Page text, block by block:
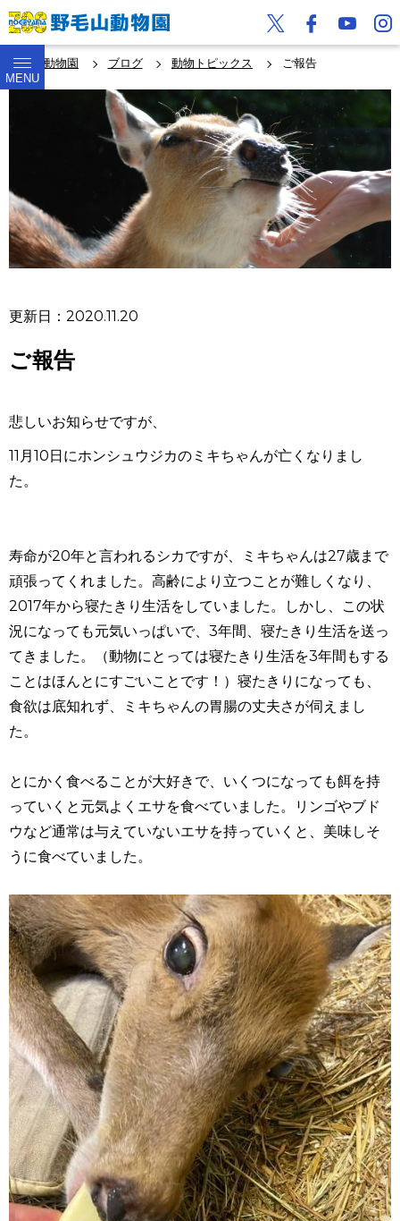
MENU
野毛山動物園 ブログ 動物トピックス ご報告
更新日：2020.11.20
ご報告
悲しいお知らせですが、
11月10日にホンシュウジカのミキちゃんが亡くなりまし
た。
寿命が20年と言われるシカですが、ミキちゃんは27歳まで
頑張ってくれました。高齢により立つことが難しくなり、
2017年から寝たきり生活をしていました。しかし、この状
況になっても元気いっぱいで、3年間、寝たきり生活を送っ
てきました。（動物にとっては寝たきり生活を3年間もする
ことはほんとにすごいことです！）寝たきりになっても、
食欲は底知れず、ミキちゃんの胃腸の丈夫さが伺えまし
た。
とにかく食べることが大好きで、いくつになっても餌を持
っていくと元気よくエサを食べていました。リンゴやブド
ウなど通常は与えていないエサを持っていくと、美味しそ
うに食べていました。